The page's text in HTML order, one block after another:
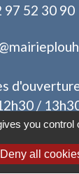
97 52 30 90
/
midi
12h30 /
midi
you control
Deny all